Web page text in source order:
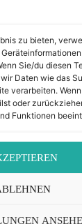
zu bieten,
Sie/du diesen
Daten wie das
verarbeiten.
oder
Funktionen
Richtlinie (EU)
to
Top